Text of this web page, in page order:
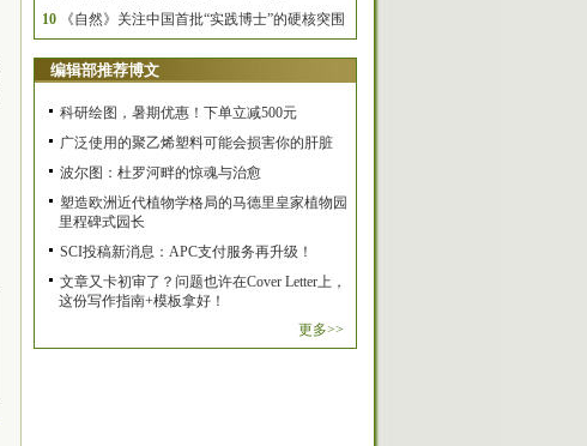
10
《自然》关注中国首批“实践博士”的硬核突围
编辑部推荐博文
科研绘图，暑期优惠！下单立减500元
广泛使用的聚乙烯塑料可能会损害你的肝脏
波尔图：杜罗河畔的惊魂与治愈
塑造欧洲近代植物学格局的马德里皇家植物园
里程碑式园长
SCI投稿新消息：APC支付服务再升级！
文章又卡初审了？问题也许在Cover Letter上，
这份写作指南+模板拿好！
更多>>